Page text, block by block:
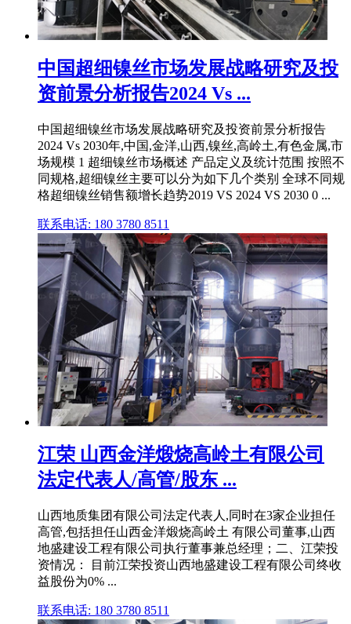
中国超细镍丝市场发展战略研究及投
资前景分析报告2024 Vs ...
中国超细镍丝市场发展战略研究及投资前景分析报告
2024 Vs 2030年,中国,金洋,山西,镍丝,高岭土,有色金属,市
场规模 1 超细镍丝市场概述 产品定义及统计范围 按照不
同规格,超细镍丝主要可以分为如下几个类别 全球不同规
格超细镍丝销售额增长趋势2019 VS 2024 VS 2030 0 ...
联系电话: 180 3780 8511
江荣 山西金洋煅烧高岭土有限公司
法定代表人/高管/股东 ...
山西地质集团有限公司法定代表人,同时在3家企业担任
高管,包括担任山西金洋煅烧高岭土 有限公司董事,山西
地盛建设工程有限公司执行董事兼总经理；二、江荣投
资情况： 目前江荣投资山西地盛建设工程有限公司终收
益股份为0% ...
联系电话: 180 3780 8511